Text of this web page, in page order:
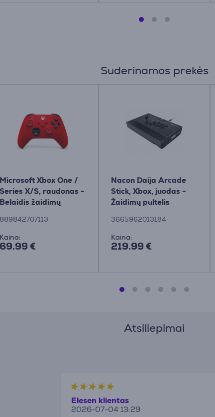
Suderinamos prekės
Microsoft Xbox One /
Series X/S, raudonas -
Belaidis žaidimų
889842707113
Kaina:
69.99 €
Nacon Daija Arcade
Stick, Xbox, juodas -
Žaidimų pultelis
3665962013184
Kaina:
219.99 €
Atsiliepimai
Elesen klientas
2026-07-04 13:29